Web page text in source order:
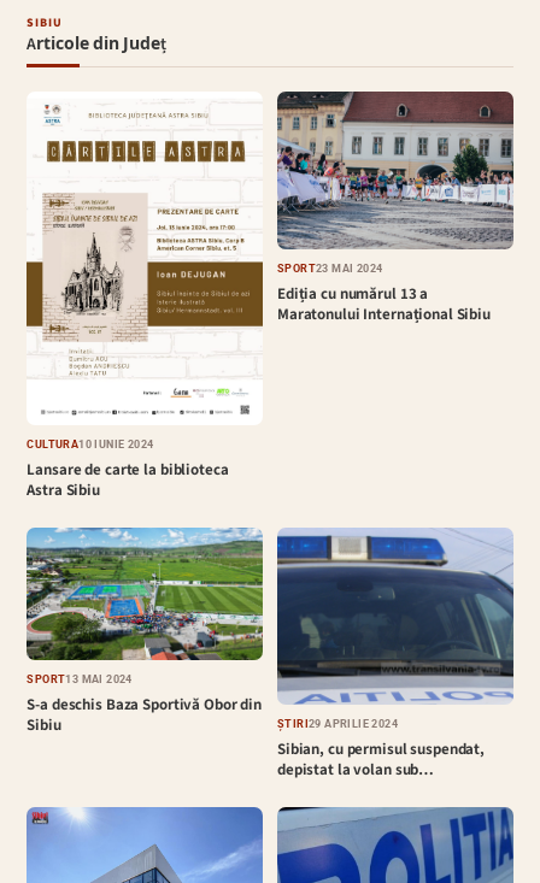
SIBIU
Articole din Județ
CULTURĂ10 IUNIE 2024
Lansare de carte la biblioteca
Astra Sibiu
SPORT23 MAI 2024
Ediția cu numărul 13 a
Maratonului Internațional Sibiu
SPORT13 MAI 2024
S-a deschis Baza Sportivă Obor din
Sibiu
ȘTIRI29 APRILIE 2024
Sibian, cu permisul suspendat,
depistat la volan sub…